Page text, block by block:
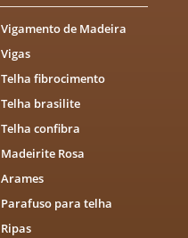
Vigamento de Madeira
Vigas
Telha fibrocimento
Telha brasilite
Telha confibra
Madeirite Rosa
Arames
Parafuso para telha
Ripas